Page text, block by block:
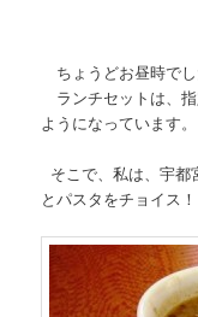
ちょうどお昼時で
ランチセットは、
ようになっています。
そこで、私は、宇
とパスタをチョイス！